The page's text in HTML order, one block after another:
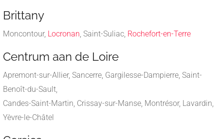
Brittany
Moncontour, Locronan, Saint-Suliac, Rochefort-en-Terre
Centrum aan de Loire
Apremont-sur-Allier, Sancerre, Gargilesse-Dampierre, Saint-
Benoît-du-Sault,
Candes-Saint-Martin, Crissay-sur-Manse, Montrésor, Lavardin,
Yèvre-le-Châtel